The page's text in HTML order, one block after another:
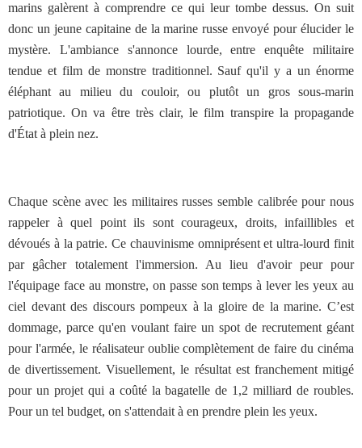
marins galèrent à comprendre ce qui leur tombe dessus. On suit
donc un jeune capitaine de la marine russe envoyé pour élucider le
mystère. L'ambiance s'annonce lourde, entre enquête militaire
tendue et film de monstre traditionnel. Sauf qu'il y a un énorme
éléphant au milieu du couloir, ou plutôt un gros sous-marin
patriotique. On va être très clair, le film transpire la propagande
d'État à plein nez.
Chaque scène avec les militaires russes semble calibrée pour nous
rappeler à quel point ils sont courageux, droits, infaillibles et
dévoués à la patrie. Ce chauvinisme omniprésent et ultra-lourd finit
par gâcher totalement l'immersion. Au lieu d'avoir peur pour
l'équipage face au monstre, on passe son temps à lever les yeux au
ciel devant des discours pompeux à la gloire de la marine. C’est
dommage, parce qu'en voulant faire un spot de recrutement géant
pour l'armée, le réalisateur oublie complètement de faire du cinéma
de divertissement. Visuellement, le résultat est franchement mitigé
pour un projet qui a coûté la bagatelle de 1,2 milliard de roubles.
Pour un tel budget, on s'attendait à en prendre plein les yeux.